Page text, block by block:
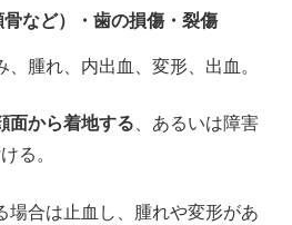
など）・歯の損傷・裂傷
、腫れ、内出血、変形、出血。
面から着地する、あるいは障害
る。
場合は止血し、腫れや変形があ